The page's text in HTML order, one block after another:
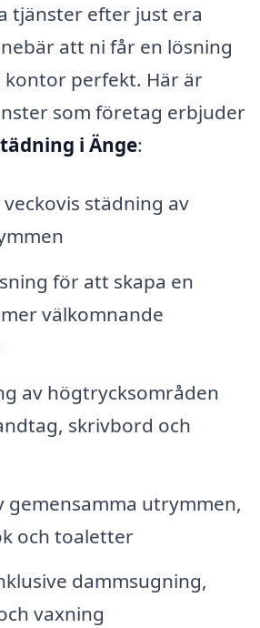
tjänster efter just era
att ni får en lösning
kontor perfekt. Här är
som företag erbjuder
i Änge:
städning av
för att skapa en
välkomnande
av högtrycksområden
skrivbord och
gemensamma utrymmen,
och toaletter
dammsugning,
vaxning